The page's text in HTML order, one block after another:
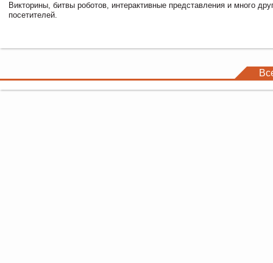
Викторины, битвы роботов, интерактивные представления и много
посетителей.